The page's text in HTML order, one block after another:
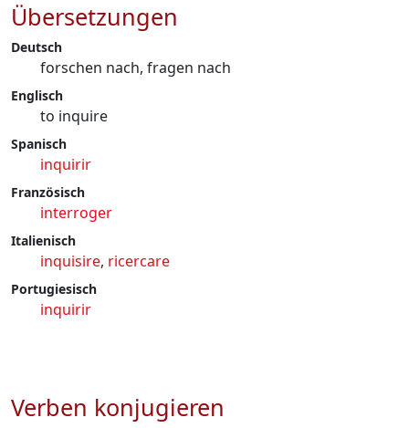
Übersetzungen
Deutsch
forschen nach, fragen nach
Englisch
to inquire
Spanisch
inquirir
Französisch
interroger
Italienisch
inquisire, ricercare
Portugiesisch
inquirir
Verben konjugieren